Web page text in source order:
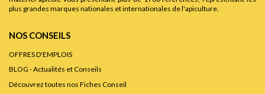
plus grandes marques nationales et internationales de l'apiculture.
NOS CONSEILS
OFFRES D'EMPLOIS
BLOG - Actualités et Conseils
Découvrez toutes nos Fiches Conseil